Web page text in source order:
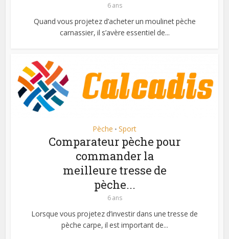
6 ans
Quand vous projetez d’acheter un moulinet pèche
carnassier, il s’avère essentiel de...
Pèche • Sport
Comparateur pèche pour
commander la
meilleure tresse de
pèche...
6 ans
Lorsque vous projetez d’investir dans une tresse de
pèche carpe, il est important de...